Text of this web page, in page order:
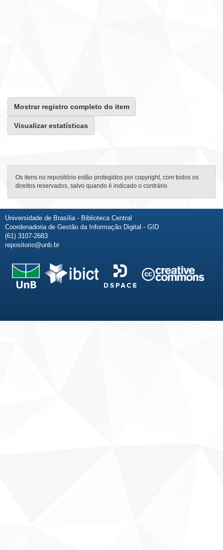
Mostrar registro completo do item
Visualizar estatísticas
Os itens no repositório estão protegidos por copyright, com todos os
direitos reservados, salvo quando é indicado o contrário.
Universidade de Brasília - Biblioteca Central
Coordenadoria de Gestão da Informação Digital - GID
(61) 3107-2683
repositorio@unb.br